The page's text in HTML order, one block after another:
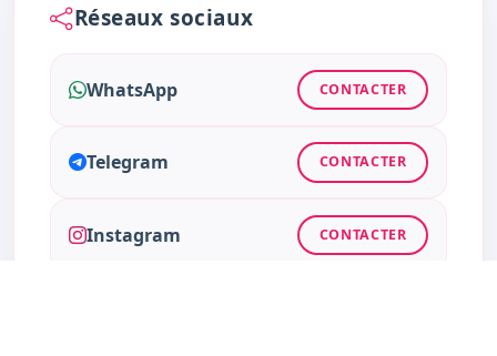
Réseaux sociaux
WhatsApp CONTACTER
Telegram CONTACTER
Instagram CONTACTER